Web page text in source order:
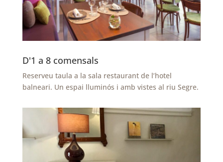
D'1 a 8 comensals
Reserveu taula a la sala restaurant de l’hotel
balneari. Un espai lluminós i amb vistes al riu Segre.